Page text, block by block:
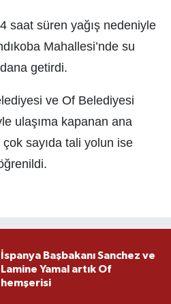
saat süren yağış nedeniyle
Mahallesi’nde su
getirdi.
ve Of Belediyesi
ulaşıma kapanan ana
çok sayıda tali yolun ise
İspanya Başbakanı Sanchez ve
Lamine Yamal artık Of
hemşerisi